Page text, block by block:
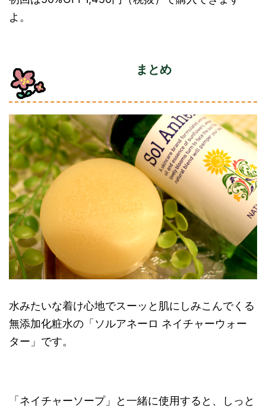
よ。
まとめ
水みたいな着け心地でスーッと肌にしみこんでくる
無添加化粧水の「ソルアネーロ ネイチャーウォー
ター」です。
「ネイチャーソープ」と一緒に使用すると、しっと